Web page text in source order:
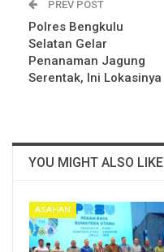
PREV POST
Polres Bengkulu
Selatan Gelar
Penanaman Jagung
Serentak, Ini Lokasinya
YOU MIGHT ALSO LIKE
ASAHAN